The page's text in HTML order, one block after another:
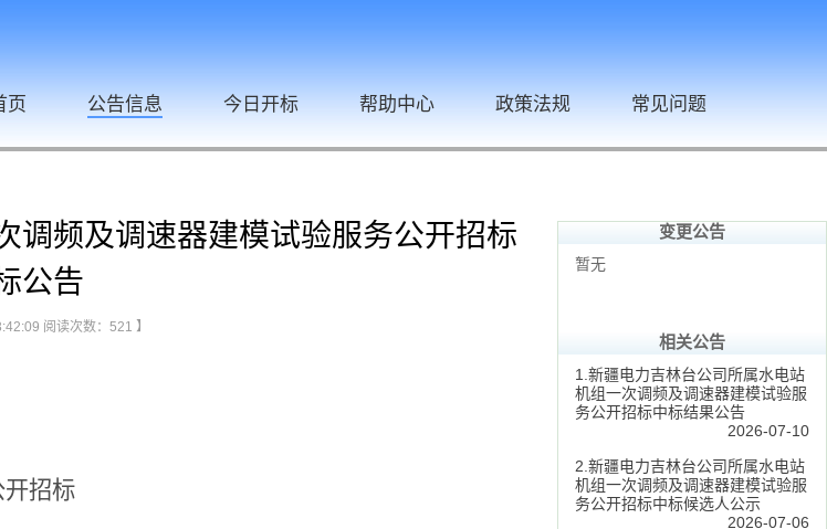
页 公告信息 今日开标 帮助中心 政策法规 常见问题
变更公告
暂无
相关公告
1.新疆电力吉林台公司所属水电站
机组一次调频及调速器建模试验服
务公开招标中标结果公告
2026-07-10
2.新疆电力吉林台公司所属水电站
机组一次调频及调速器建模试验服
务公开招标中标候选人公示
2026-07-06
调频及调速器建模试验服务公开招标
公告
阅读次数： 521 】
开招标